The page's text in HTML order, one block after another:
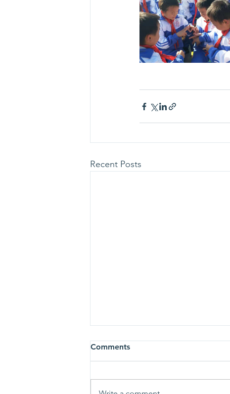
Recent Posts
Comments